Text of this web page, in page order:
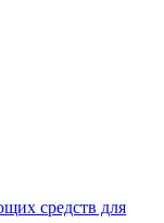
средств для